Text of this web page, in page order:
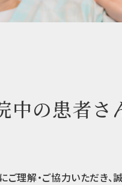
中の患者さ
理解・ご協力いただき、